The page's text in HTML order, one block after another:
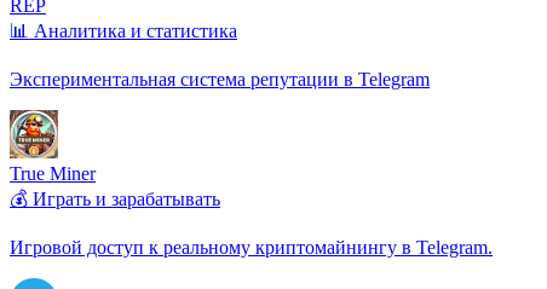
REP
📊 Аналитика и статистика
Экспериментальная система репутации в Telegram
True Miner
💰 Играть и зарабатывать
Игровой доступ к реальному криптомайнингу в Telegram.